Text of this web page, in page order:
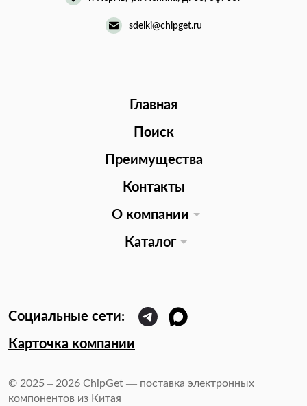
sdelki@chipget.ru
Главная
Поиск
Преимущества
Контакты
О компании
Каталог
Карточка компании
© 2025 – 2026 ChipGet — поставка электронных
компонентов из Китая